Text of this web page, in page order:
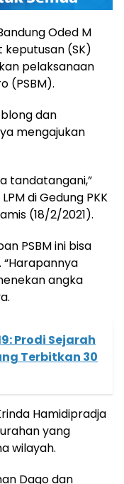
Oded M
keputusan (SK)
pelaksanaan
(PSBM).
dan
mengajukan
tandatangani,”
di Gedung PKK
(18/2/2021).
PSBM ini bisa
angka
Prodi Sejarah
Terbitkan 30
Hamidipradja
yang
wilayah.
Dago dan